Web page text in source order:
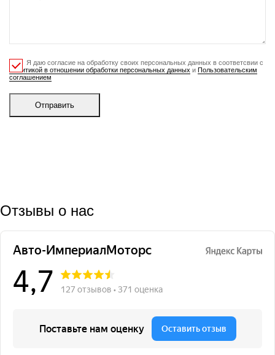
Я даю согласие на обработку своих персональных данных в соответсвии с
Политикой в отношении обработки персональных данных и Пользовательским
соглашением
Отправить
Отзывы о нас